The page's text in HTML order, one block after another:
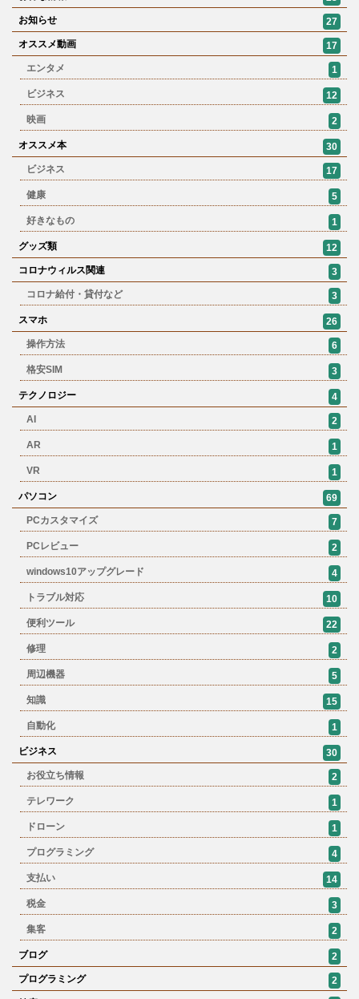
お知らせ
27
オススメ動画
17
エンタメ
1
ビジネス 12
映画 2
オススメ本
30
ビジネス
17
健康 5
好きなもの 1
グッズ類
12
コロナウィルス関連
3
コロナ給付・貸付など
3
スマホ
26
操作方法
6
格安SIM 3
テクノロジー
4
AI
2
AR 1
VR 1
パソコン
69
PCカスタマイズ
7
PCレビュー 2
windows10アップグレード 4
トラブル対応 10
便利ツール 22
修理 2
周辺機器 5
知識 15
自動化 1
ビジネス
30
お役立ち情報
2
テレワーク 1
ドローン 1
プログラミング 4
支払い 14
税金 3
集客 2
ブログ
2
プログラミング
2